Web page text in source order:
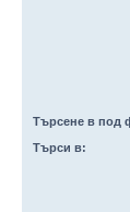
Търсене в под
Търси в: